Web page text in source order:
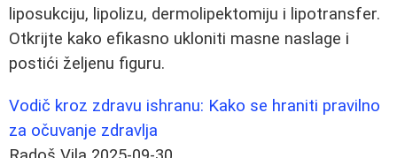
liposukciju, lipolizu, dermolipektomiju i lipotransfer.
Otkrijte kako efikasno ukloniti masne naslage i
postići željenu figuru.
Vodič kroz zdravu ishranu: Kako se hraniti pravilno
za očuvanje zdravlja